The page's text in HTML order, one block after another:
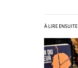
À LIRE ENSUITE